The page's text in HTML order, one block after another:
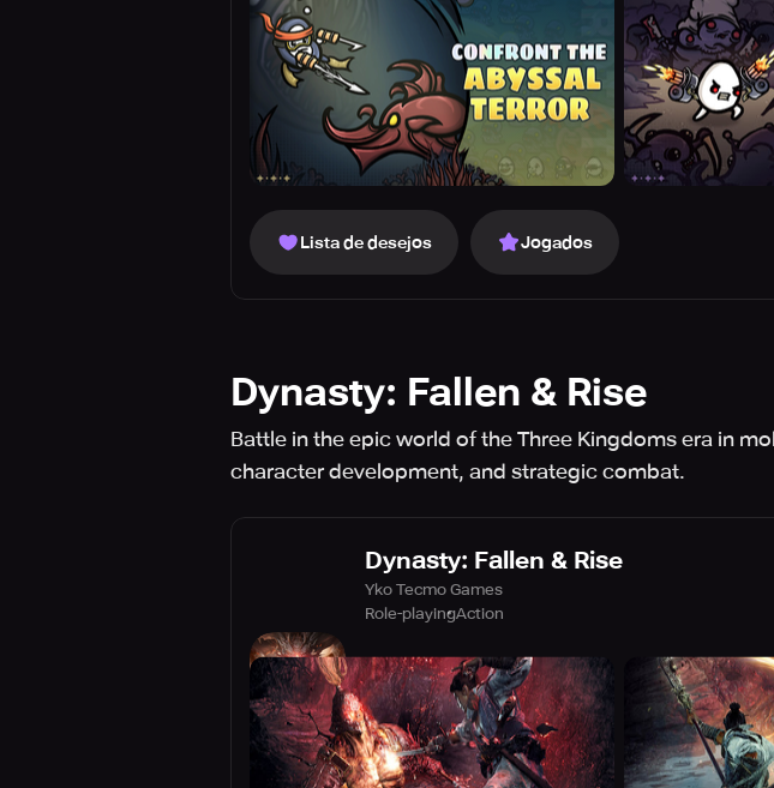
Lista de desejos Jogados
Dynasty: Fallen & Rise
Battle in the epic world of the Three Kingdoms era in
character development, and strategic combat.
Dynasty: Fallen & Rise
Yko Tecmo Games
Role-playingAction